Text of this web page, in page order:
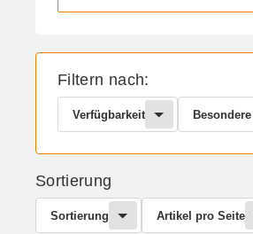
Filtern nach:
Verfügbarkeit
Sortierung
Sortierung Artikel pro Seite